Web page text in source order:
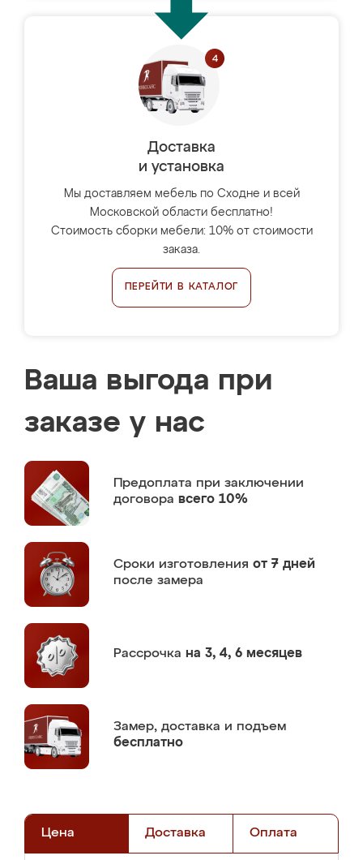
Доставка
и установка
Мы доставляем мебель по Сходне и всей
Московской области бесплатно!
Стоимость сборки мебели: 10% от стоимости
заказа.
ПЕРЕЙТИ В КАТАЛОГ
Ваша выгода при
заказе у нас
Предоплата при заключении
договора всего 10%
Сроки изготовления от 7 дней
после замера
Рассрочка на 3, 4, 6 месяцев
Замер, доставка и подъем
бесплатно
Цена Доставка Оплата